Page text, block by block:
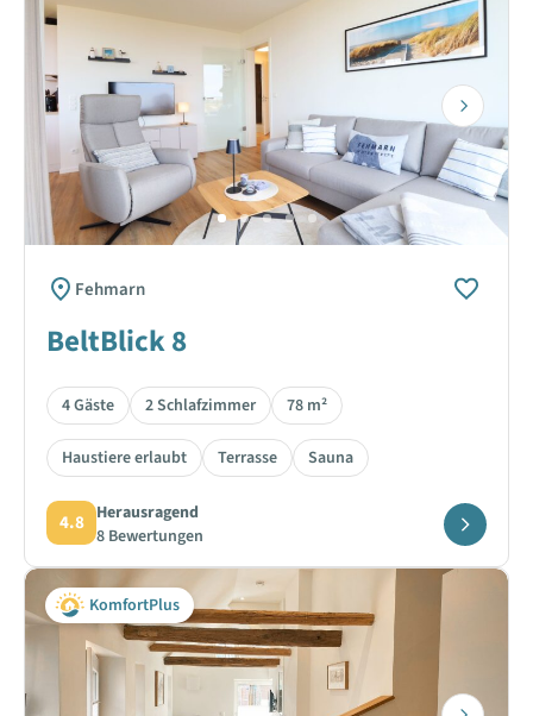
Next
Fehmarn
BeltBlick 8
4 Gäste 2 Schlafzimmer 78 m²
Haustiere erlaubt Terrasse Sauna
4.8 Herausragend
8 Bewertungen
KomfortPlus